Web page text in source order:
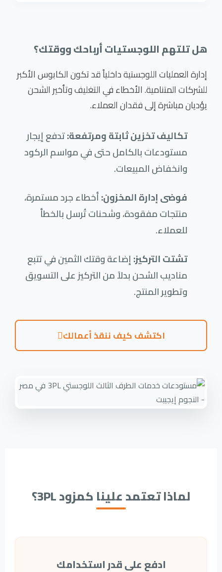
هل تلتهم اللوجستيات أرباحك ووقتك؟
إدارة العمليات اللوجستية داخلياً قد تكون الكابوس الأكبر
للشركات المتنامية. الأخطاء في التغليف وتأخير الشحن
يؤديان مباشرة إلى فقدان العملاء.
تكاليف تخزين ثابتة ومرتفعة:تدفع إيجار
مستودعات بالكامل حتى في مواسم الركود
وانخفاض المبيعات.
فوضى إدارة المخزون:أخطاء جرد مستمرة،
منتجات مفقودة، وشحنات تُرسل بالخطأ
للعملاء.
تشتت التركيز:إضاعة وقتك الثمين في تتبع
مناديب الشحن بدلاً من التركيز على التسويق
وتطوير المنتج.
اكتشف كيف ننقذ أعمالك
لماذا تعتمد علينا كمزود 3PL؟
ادفع على قدر استخدامك